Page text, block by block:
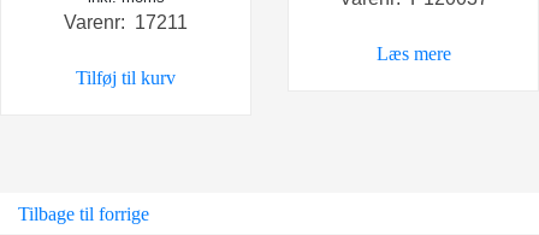
Varenr: 17211
Tilføj til kurv
Læs mere
Tilbage til forrige